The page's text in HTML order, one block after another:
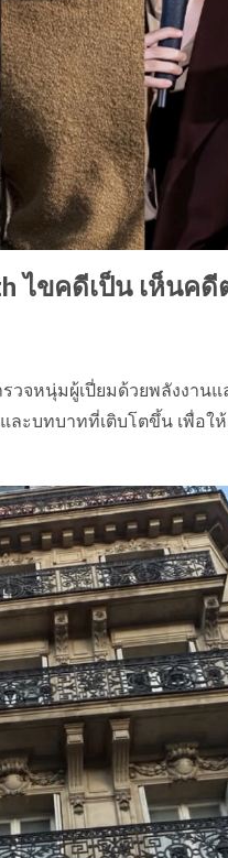
ไขคดีเป็น เห็นคดี
จหนุ่มผู้เปี่ยมด้วยพลังงานแ
ะบทบาทที่เติบโตขึ้น เพื่อใ